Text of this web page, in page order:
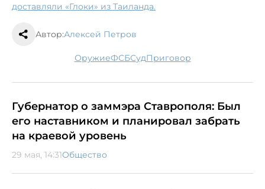
доставляли «Глоки» из Таиланда.
Автор:Алексей Петров
оружие ФСБ суд приговор
Губернатор о заммэра Ставрополя: Был
его наставником и планировал забрать
на краевой уровень
29 мая, 14:31Общество